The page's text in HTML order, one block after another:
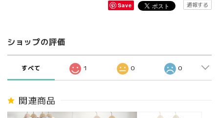
Save 通報する
ショップの評価
すべて 1 0 0
関連商品